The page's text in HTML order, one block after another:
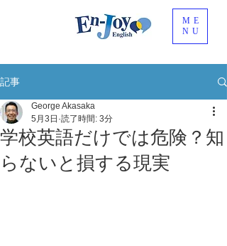
ME
NU
記事
学校英語だけでは危険？知
らないと損する現実
George Akasaka
5月3日 読了時間: 3分